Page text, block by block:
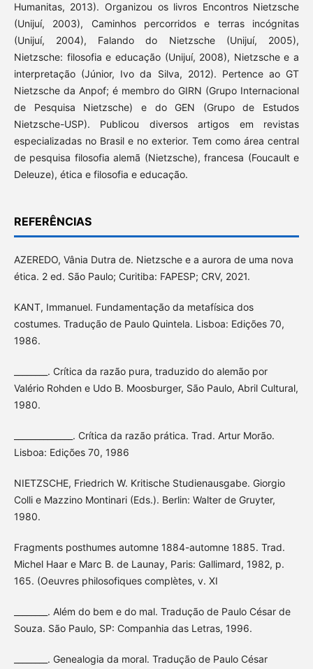
Humanitas, 2013). Organizou os livros Encontros Nietzsche
(Unijuí, 2003), Caminhos percorridos e terras incógnitas
(Unijuí, 2004), Falando do Nietzsche (Unijuí, 2005),
Nietzsche: filosofia e educação (Unijuí, 2008), Nietzsche e a
interpretação (Júnior, Ivo da Silva, 2012). Pertence ao GT
Nietzsche da Anpof; é membro do GIRN (Grupo Internacional
de Pesquisa Nietzsche) e do GEN (Grupo de Estudos
Nietzsche-USP). Publicou diversos artigos em revistas
especializadas no Brasil e no exterior. Tem como área central
de pesquisa filosofia alemã (Nietzsche), francesa (Foucault e
Deleuze), ética e filosofia e educação.
REFERÊNCIAS
AZEREDO, Vânia Dutra de. Nietzsche e a aurora de uma nova
ética. 2 ed. São Paulo; Curitiba: FAPESP; CRV, 2021.
KANT, Immanuel. Fundamentação da metafísica dos
costumes. Tradução de Paulo Quintela. Lisboa: Edições 70,
1986.
________. Crítica da razão pura, traduzido do alemão por
Valério Rohden e Udo B. Moosburger, São Paulo, Abril Cultural,
1980.
______________. Crítica da razão prática. Trad. Artur Morão.
Lisboa: Edições 70, 1986
NIETZSCHE, Friedrich W. Kritische Studienausgabe. Giorgio
Colli e Mazzino Montinari (Eds.). Berlin: Walter de Gruyter,
1980.
Fragments posthumes automne 1884-automne 1885. Trad.
Michel Haar e Marc B. de Launay, Paris: Gallimard, 1982, p.
165. (Oeuvres philosofiques complètes, v. XI
________. Além do bem e do mal. Tradução de Paulo César de
Souza. São Paulo, SP: Companhia das Letras, 1996.
________. Genealogia da moral. Tradução de Paulo César